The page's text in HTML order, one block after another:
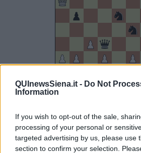
QUInewsSiena.it - Do Not
Information
If you wish to opt-out of the sale,
processing of your personal or
targeted advertising by us, please use
section to confirm your selection.
mossa al Nero
Df3… e ora il Nero vince (nella variante
sacrificio di regina accettato dal Bianco: